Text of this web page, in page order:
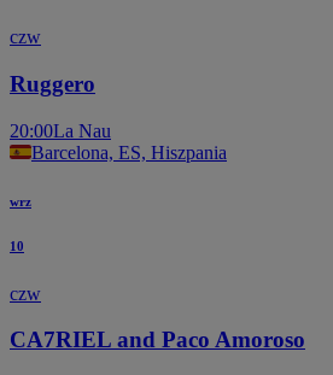
czw
Ruggero
20:00La Nau
Barcelona, ES, Hiszpania
wrz
10
czw
CA7RIEL and Paco Amoroso